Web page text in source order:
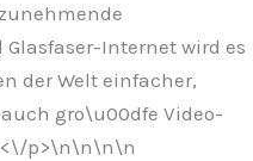
Internet wird es
der Welt einfacher,
gro\u00dfe Video-
p>\n\n\n\n